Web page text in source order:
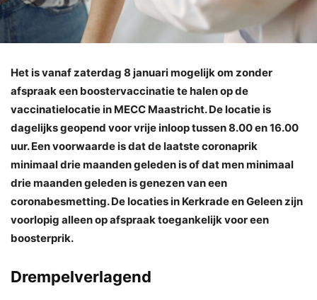
Het is vanaf zaterdag 8 januari mogelijk om zonder
afspraak een boostervaccinatie te halen op de
vaccinatielocatie in MECC Maastricht. De locatie is
dagelijks geopend voor vrije inloop tussen 8.00 en 16.00
uur. Een voorwaarde is dat de laatste coronaprik
minimaal drie maanden geleden is of dat men minimaal
drie maanden geleden is genezen van een
coronabesmetting. De locaties in Kerkrade en Geleen zijn
voorlopig alleen op afspraak toegankelijk voor een
boosterprik.
Drempelverlagend